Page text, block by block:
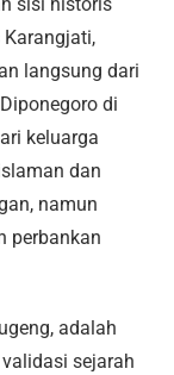
langsung dari
di
keluarga
dan
namun
perbankan
adalah
sejarah